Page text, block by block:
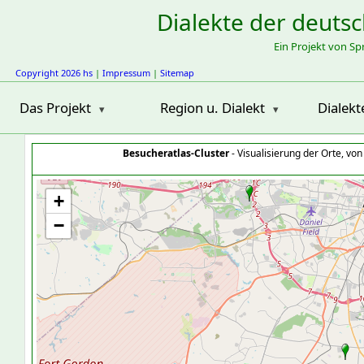
Dialekte der
Ein Projekt von
Copyright 2026 hs | Impressum | Sitemap
Das Projekt Region u. Dialekt
Besucheratlas-Cluster- Visualisierung der Orte,
+
−